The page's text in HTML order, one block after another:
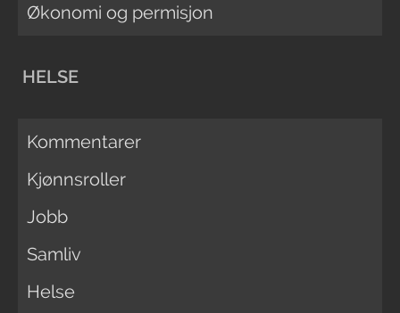
Økonomi og permisjon
HELSE
Kommentarer
Kjønnsroller
Jobb
Samliv
Helse